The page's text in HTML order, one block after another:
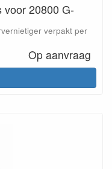
voor 20800 G-
verpakt per
Op aanvraag